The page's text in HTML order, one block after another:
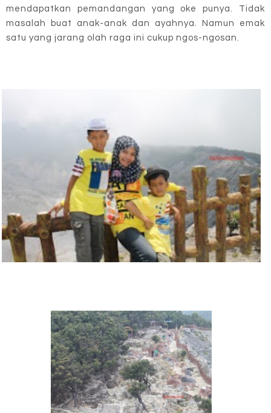
mendapatkan pemandangan yang oke punya. Tidak
masalah buat anak-anak dan ayahnya. Namun emak
satu yang jarang olah raga ini cukup ngos-ngosan.